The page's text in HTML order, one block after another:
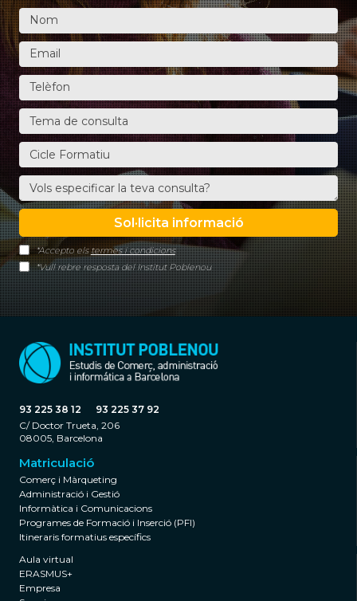
*Accepto elstermes i condicions
*Vull rebre resposta del Institut Poblenou
93 225 38 12
93 225 37 92
C/ Doctor Trueta, 206
08005, Barcelona
Matriculació
Comerç i Màrqueting
Administració i Gestió
Informàtica i Comunicacions
Programes de Formació i Inserció (PFI)
Itineraris formatius específics
Aula virtual
ERASMUS+
Empresa